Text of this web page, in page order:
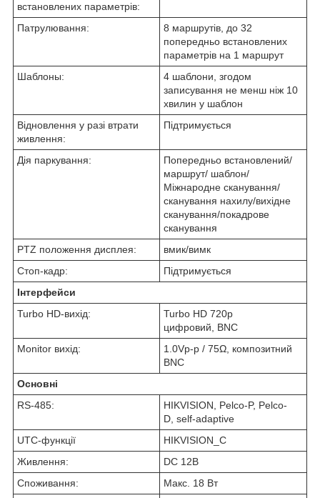
встановлених параметрів:
Патрулювання:
8 маршрутів, до 32
попередньо встановлених
параметрів на 1 маршрут
Шаблоны:
4 шаблони, згодом
записування не менш ніж 10
хвилин у шаблон
Відновлення у разі втрати
живлення:
Підтримується
Дія паркування:
Попередньо встановлений/
маршрут/ шаблон/
Міжнародне сканування/
сканування нахилу/вихідне
сканування/покадрове
сканування
PTZ положення дисплея:
вмик/вимк
Стоп-кадр:
Підтримується
Інтерфейси
Turbo HD-вихід:
Turbo HD 720p
цифровий, BNC
Monitor вихід:
1.0Vp-p / 75Ω, композитний
BNC
Основні
RS-485:
HIKVISION, Pelco-P, Pelco-
D, self-adaptive
UTC-функції
HIKVISION_C
Живлення:
DC 12В
Споживання:
Макс. 18 Вт